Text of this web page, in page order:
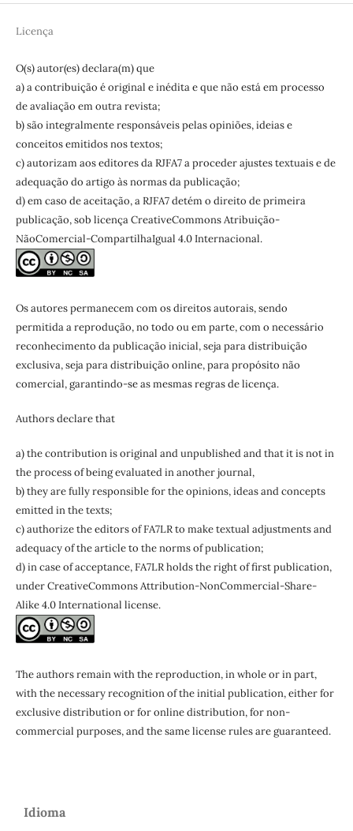
Licença
O(s) autor(es) declara(m) que
a) a contribuição é original e inédita e que não está em processo
de avaliação em outra revista;
b) são integralmente responsáveis pelas opiniões, ideias e
conceitos emitidos nos textos;
c) autorizam aos editores da RJFA7 a proceder ajustes textuais e de
adequação do artigo às normas da publicação;
d) em caso de aceitação, a RJFA7 detém o direito de primeira
publicação, sob licença CreativeCommons Atribuição-
NãoComercial-CompartilhaIgual 4.0 Internacional.
Os autores permanecem com os direitos autorais, sendo
permitida a reprodução, no todo ou em parte, com o necessário
reconhecimento da publicação inicial, seja para distribuição
exclusiva, seja para distribuição online, para propósito não
comercial, garantindo-se as mesmas regras de licença.
Authors declare that
a) the contribution is original and unpublished and that it is not in
the process of being evaluated in another journal,
b) they are fully responsible for the opinions, ideas and concepts
emitted in the texts;
c) authorize the editors of FA7LR to make textual adjustments and
adequacy of the article to the norms of publication;
d) in case of acceptance, FA7LR holds the right of first publication,
under CreativeCommons Attribution-NonCommercial-Share-
Alike 4.0 International license.
The authors remain with thereproduction, in whole or in part,
with the necessary recognition of the initial publication, either for
exclusive distribution or for online distribution, for non-
commercial purposes, and the same license rules are guaranteed.
Idioma